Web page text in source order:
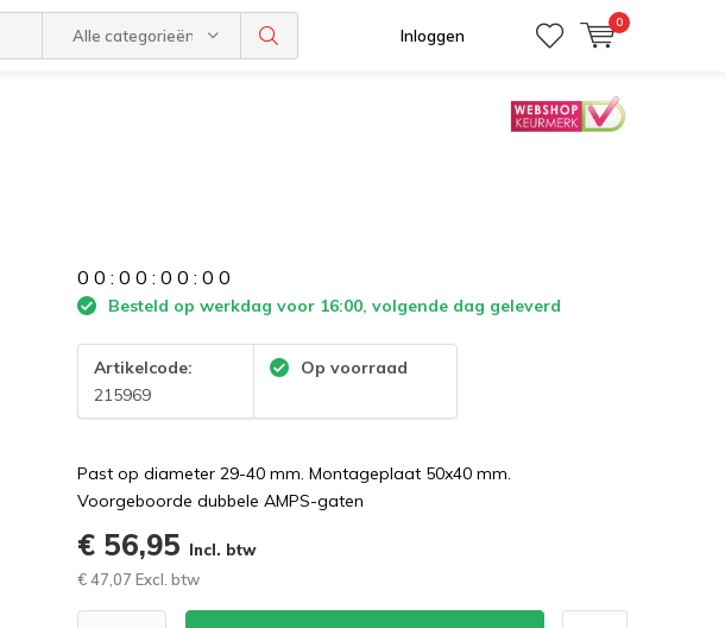
Alle categorieën Inloggen
0
0 0 :0 0 :0 0 :0 0
Besteld op werkdag voor 16:00, volgende dag geleverd
Artikelcode:
215969
Op voorraad
Past op diameter 29-40 mm. Montageplaat 50x40 mm.
Voorgeboorde dubbele AMPS-gaten
€ 56,95 Incl. btw
€ 47,07 Excl. btw